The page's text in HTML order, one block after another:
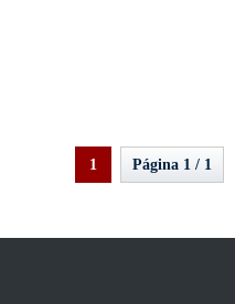
1 Página 1 / 1